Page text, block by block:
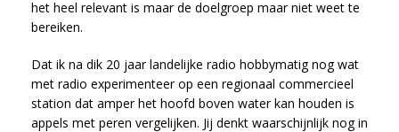
het heel relevant is maar de doelgroep maar niet weet te
bereiken.
Dat ik na dik 20 jaar landelijke radio hobbymatig nog wat
met radio experimenteer op een regionaal commercieel
station dat amper het hoofd boven water kan houden is
appels met peren vergelijken. Jij denkt waarschijnlijk nog in